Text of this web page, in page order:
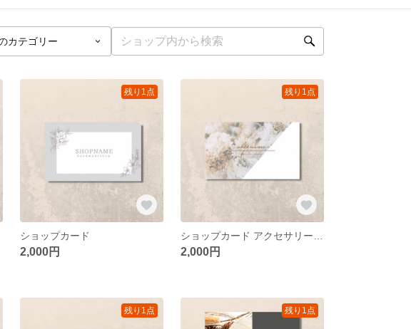
残り1点
ショップカード
2,000円
残り1点
2,000円
残り1点 残り1点